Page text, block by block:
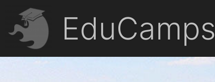
EduCamps